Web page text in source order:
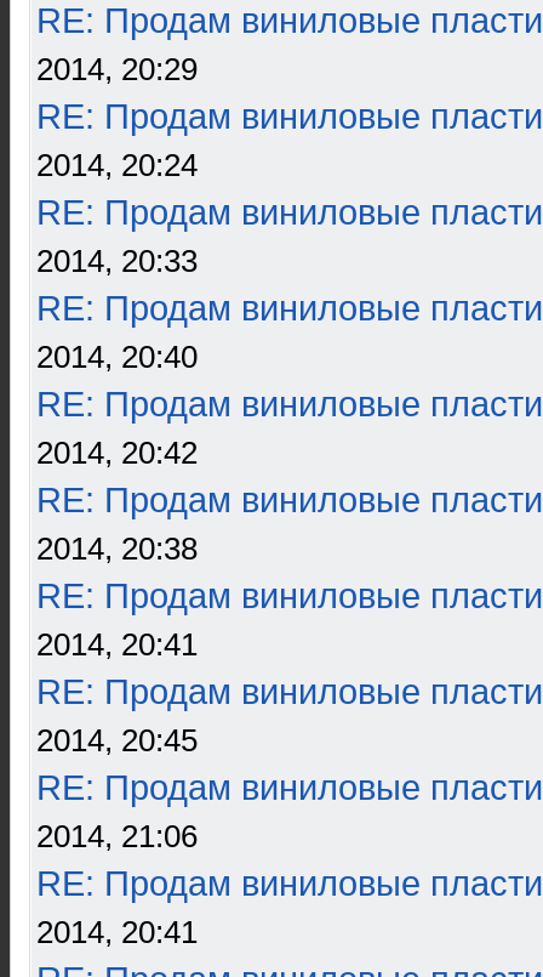
RE: Продам виниловые
2014, 20:29
RE: Продам виниловые
2014, 20:24
RE: Продам виниловые
2014, 20:33
RE: Продам виниловые
2014, 20:40
RE: Продам виниловые
2014, 20:42
RE: Продам виниловые
2014, 20:38
RE: Продам виниловые
2014, 20:41
RE: Продам виниловые
2014, 20:45
RE: Продам виниловые
2014, 21:06
RE: Продам виниловые
2014, 20:41